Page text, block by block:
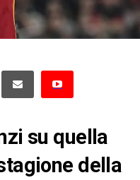
su quella
della